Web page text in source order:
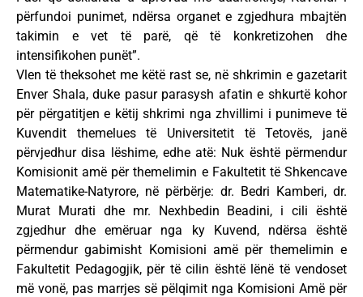
përfundoi punimet, ndërsa organet e zgjedhura mbajtën
takimin e vet të parë, që të konkretizohen dhe
intensifikohen punët”.
Vlen të theksohet me këtë rast se, në shkrimin e gazetarit
Enver Shala, duke pasur parasysh afatin e shkurtë kohor
për përgatitjen e këtij shkrimi nga zhvillimi i punimeve të
Kuvendit themelues të Universitetit të Tetovës, janë
përvjedhur disa lëshime, edhe atë: Nuk është përmendur
Komisionit amë për themelimin e Fakultetit të Shkencave
Matematike-Natyrore, në përbërje: dr. Bedri Kamberi, dr.
Murat Murati dhe mr. Nexhbedin Beadini, i cili është
zgjedhur dhe emëruar nga ky Kuvend, ndërsa është
përmendur gabimisht Komisioni amë për themelimin e
Fakultetit Pedagogjik, për të cilin është lënë të vendoset
më vonë, pas marrjes së pëlqimit nga Komisioni Amë për